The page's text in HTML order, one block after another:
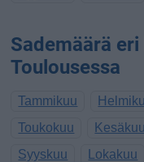
Sademäärä
Toulousessa
Tammikuu
Toukokuu
Kesäkuu
Syyskuu
Lokakuu